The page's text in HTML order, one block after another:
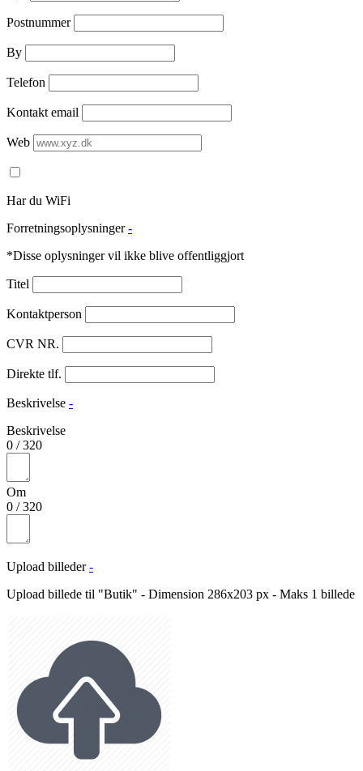
Postnummer
By
Telefon
Kontakt email
Web
Har du WiFi
Forretningsoplysninger -
*Disse oplysninger vil ikke blive offentliggjort
Titel
Kontaktperson
CVR NR.
Direkte tlf.
Beskrivelse -
Beskrivelse
0 /320
Om
0 /320
Upload billeder -
Upload billede til "Butik" - Dimension 286x203 px - Maks 1 billede